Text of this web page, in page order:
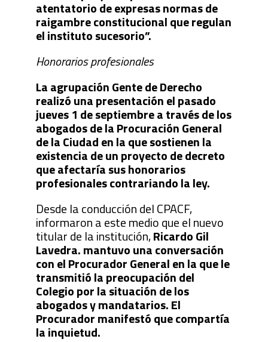
atentatorio de expresas normas de
raigambre constitucional que regulan
el instituto sucesorio”.
Honorarios profesionales
La agrupación Gente de Derecho
realizó una presentación el pasado
jueves 1 de septiembre a través de los
abogados de la Procuración General
de la Ciudad en la que sostienen la
existencia de un proyecto de decreto
que afectaría sus honorarios
profesionales contrariando la ley.
Desde la conducción del CPACF,
informaron a este medio que el nuevo
titular de la institución,Ricardo Gil
Lavedra. mantuvo una conversación
con el Procurador General en la que le
transmitió la preocupación del
Colegio por la situación de los
abogados y mandatarios. El
Procurador manifestó que compartía
la inquietud.